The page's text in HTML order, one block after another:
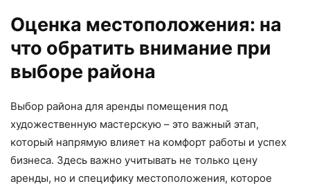
Оценка местоположения: на
что обратить внимание при
выборе района
Выбор района для аренды помещения под
художественную мастерскую – это важный этап,
который напрямую влияет на комфорт работы и успех
бизнеса. Здесь важно учитывать не только цену
аренды, но и специфику местоположения, которое